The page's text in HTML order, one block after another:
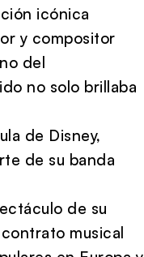
icónica
y compositor
del
no solo brillaba
de Disney,
de su banda
de su
musical